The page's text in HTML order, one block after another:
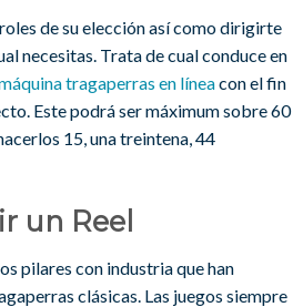
de su elección así­ como dirigirte
necesitas. Trata de cual conduce en
tragaperras en líneacon el fin
Este podrá ser máximum sobre 60
15, una treintena, 44
un Reel
pilares con industria que han
clásicas. Las juegos siempre